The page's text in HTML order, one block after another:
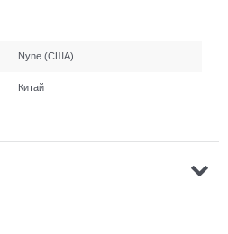
Nyne (США)
Китай